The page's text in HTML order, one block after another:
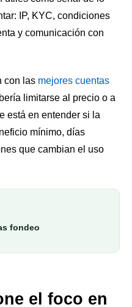
IP, KYC, condiciones
y comunicación con
con las mejores cuentas
limitarse al precio o a
está en entender si la
mínimo, días
que cambian el uso
fondeo
el foco en